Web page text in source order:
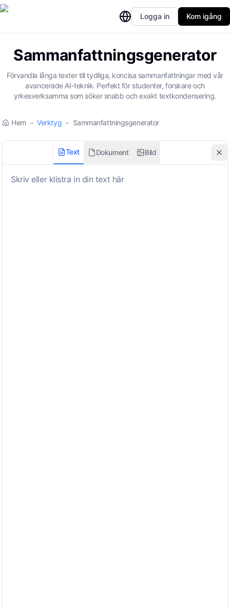
Logga in Kom igång
Sammanfattningsgenerator
Förvandla långa texter till tydliga, koncisa sammanfattningar med vår
avancerade AI-teknik. Perfekt för studenter, forskare och
yrkesverksamma som söker snabb och exakt textkondensering.
Hem - Verktyg - Sammanfattningsgenerator
Text Dokument Bild